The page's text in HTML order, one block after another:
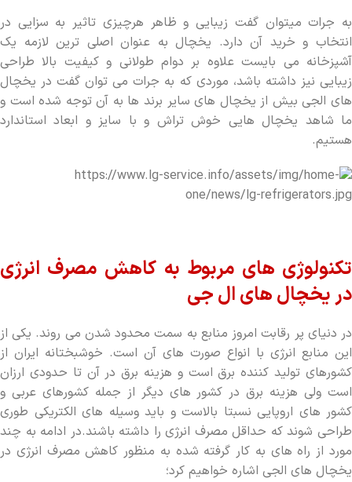
به جرات میتوان گفت زیبایی و ظاهر هرچیزی تاثیر به سزایی در
انتخاب و خرید آن دارد. یخچال به عنوان اصلی ترین لازمه یک
آشپزخانه می بایست علاوه بر دوام طولانی و کیفیت بالا طراحی
زیبایی نیز داشته باشد، موردی که به جرات می توان گفت در یخچال
های الجی بیش از یخچال های سایر برند ها به آن توجه شده است و
ما شاهد یخچال هایی خوش تراش و با سایز و ابعاد استاندارد
هستیم.
تکنولوژی های مربوط به کاهش مصرف انرژی
در یخچال های ال جی
در دنیای پر رقابت امروز منابع به سمت محدود شدن می روند. یکی از
این منابع انرژی با انواع صورت های آن است. خوشبختانه ایران از
کشورهای تولید کننده برق است و هزینه برق در آن تا حدودی ارزان
است ولی هزینه برق در کشور های دیگر از جمله کشورهای عربی و
کشور های اروپایی نسبتا بالاست و باید وسیله های الکتریکی طوری
طراحی شوند که حداقل مصرف انرژی را داشته باشند.در ادامه به چند
مورد از راه های به کار گرفته شده به منظور کاهش مصرف انرژی در
یخچال های الجی اشاره خواهیم کرد؛